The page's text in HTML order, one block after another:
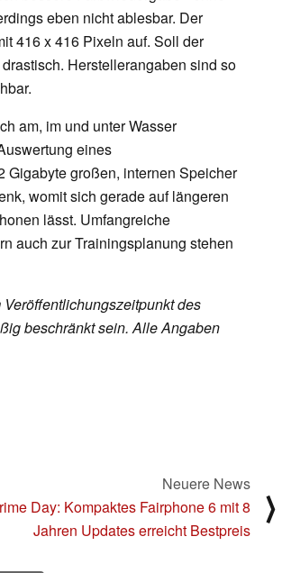
eben nicht ablesbar. Der
416 x 416 Pixeln auf. Soll der
Herstellerangaben sind so
am, im und unter Wasser
eines
Gigabyte großen, internen Speicher
womit sich gerade auf längeren
lässt. Umfangreiche
auch zur Trainingsplanung stehen
des
beschränkt sein. Alle Angaben
Neuere News
Day: Kompaktes Fairphone 6 mit 8
Jahren Updates erreicht Bestpreis
⟩